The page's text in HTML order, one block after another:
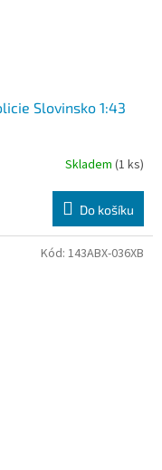
Slovinsko 1:43
Skladem (1 ks)
Do košíku
Kód: 143ABX-036XB